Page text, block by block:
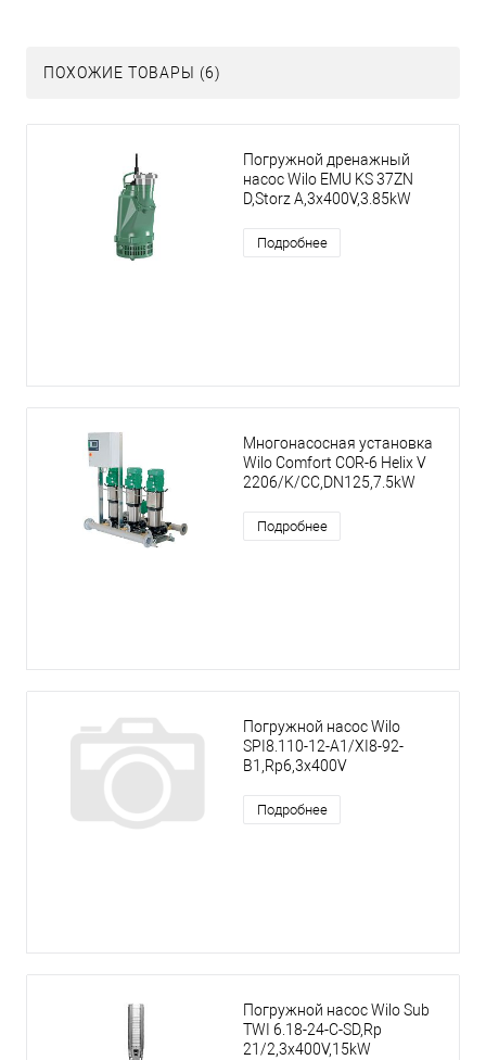
ПОХОЖИЕ ТОВАРЫ (6)
Погружной дренажный
насос Wilo EMU KS 37ZN
D,Storz A,3x400V,3.85kW
Подробнее
Многонасосная установка
Wilo Comfort COR-6 Helix V
2206/K/CC,DN125,7.5kW
Подробнее
Погружной насос Wilo
SPI8.110-12-A1/XI8-92-
B1,Rp6,3x400V
Подробнее
Погружной насос Wilo Sub
TWI 6.18-24-C-SD,Rp
21/2,3x400V,15kW